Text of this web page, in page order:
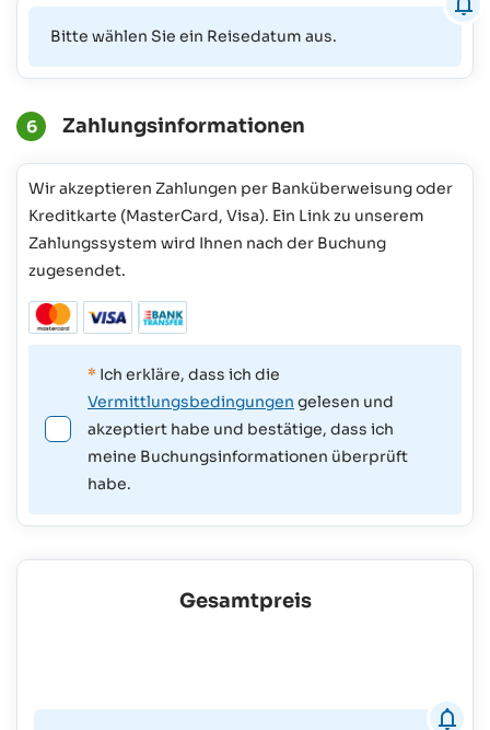
Bitte wählen Sie ein Reisedatum aus.
6 Zahlungsinformationen
Wir akzeptieren Zahlungen per Banküberweisung oder
Kreditkarte (MasterCard, Visa). Ein Link zu unserem
Zahlungssystem wird Ihnen nach der Buchung
zugesendet.
* Ich erkläre, dass ich die
Vermittlungsbedingungen gelesen und
akzeptiert habe und bestätige, dass ich
meine Buchungsinformationen überprüft
habe.
Gesamtpreis